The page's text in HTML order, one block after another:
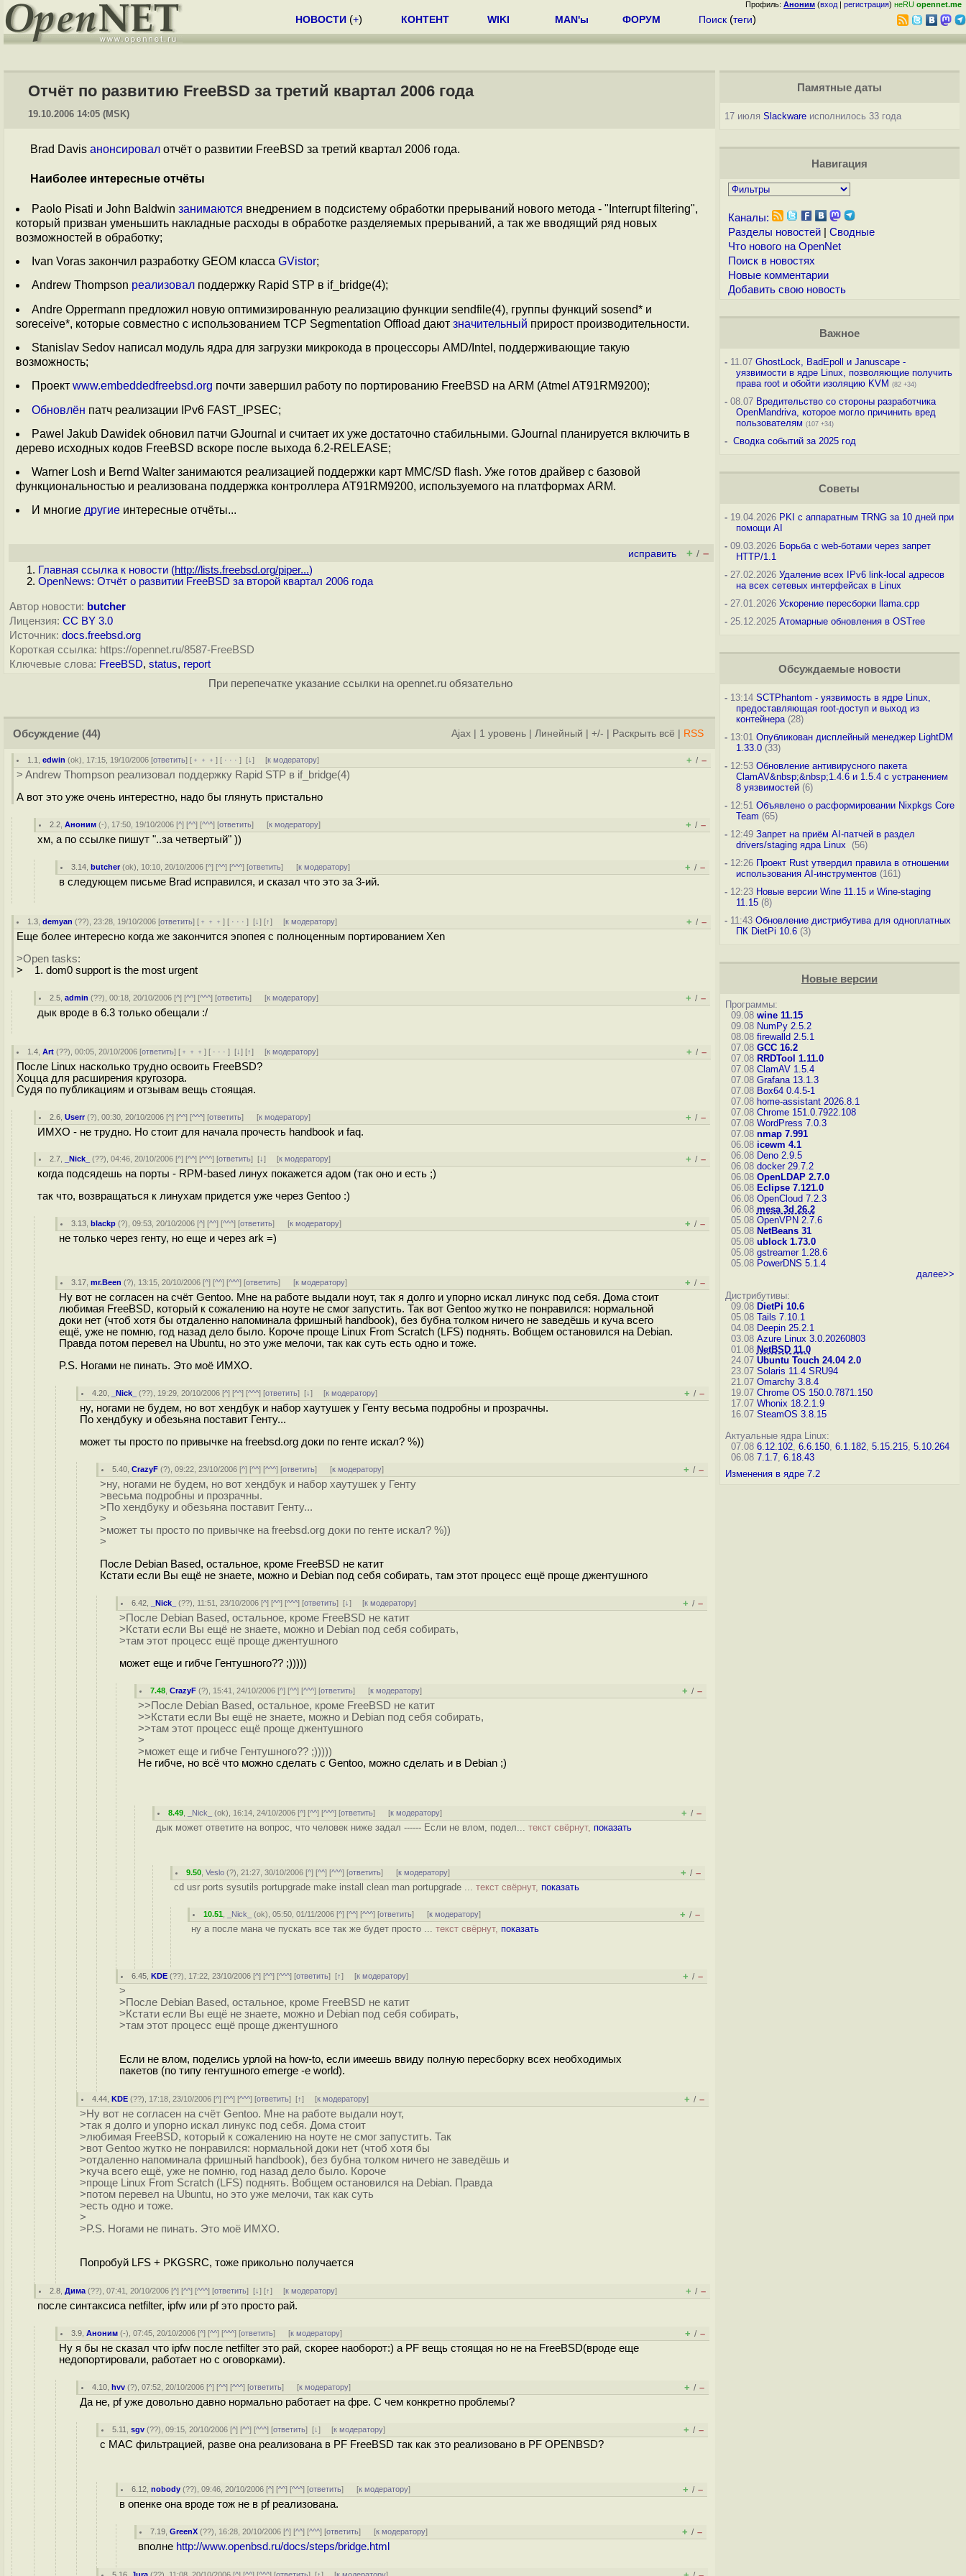
Профиль: Аноним (вход | регистрация) неRU opennet.me
НОВОСТИ (+) КОНТЕНТ WIKI MAN'ы ФОРУМ Поиск (теги)
Отчёт по развитию FreeBSD за третий квартал 2006 года
19.10.2006 14:05 (MSK)
Brad Davis анонсировал отчёт о развитии FreeBSD за третий квартал 2006 года.
Наиболее интересные отчёты
Paolo Pisati и John Baldwin занимаются внедрением в подсистему обработки прерываний нового метода - "Interrupt filtering",
который призван уменьшить накладные расходы в обработке разделяемых прерываний, а так же вводящий ряд новых
возможностей в обработку;
Ivan Voras закончил разработку GEOM класса GVistor;
Andrew Thompson реализовал поддержку Rapid STP в if_bridge(4);
Andre Oppermann предложил новую оптимизированную реализацию функции sendfile(4), группы функций sosend* и
soreceive*, которые совместно с использованием TCP Segmentation Offload дают значительный прирост производительности.
Stanislav Sedov написал модуль ядра для загрузки микрокода в процессоры AMD/Intel, поддерживающие такую
возможность;
Проект www.embeddedfreebsd.org почти завершил работу по портированию FreeBSD на ARM (Atmel AT91RM9200);
Обновлён патч реализации IPv6 FAST_IPSEC;
Pawel Jakub Dawidek обновил патчи GJournal и считает их уже достаточно стабильными. GJournal планируется включить в
дерево исходных кодов FreeBSD вскоре после выхода 6.2-RELEASE;
Warner Losh и Bernd Walter занимаются реализацией поддержки карт MMC/SD flash. Уже готов драйвер с базовой
функциональностью и реализована поддержка контроллера AT91RM9200, используемого на платформах ARM.
И многие другие интересные отчёты...
исправить + / –
Главная ссылка к новости (http://lists.freebsd.org/piper...)
OpenNews: Отчёт о развитии FreeBSD за второй квартал 2006 года
Автор новости: butcher
Лицензия: CC BY 3.0
Источник: docs.freebsd.org
Короткая ссылка: https://opennet.ru/8587-FreeBSD
Ключевые слова: FreeBSD, status, report
При перепечатке указание ссылки на opennet.ru обязательно
Обсуждение (44) Ajax 1 уровень Линейный +/- Раскрыть всё RSS
1.1 ,edwin (ok), 17:15, 19/10/2006 [ответить] [ ﹢﹢﹢] [ · · ·][↓] [к модератору] + / –
> Andrew Thompson реализовал поддержку Rapid STP в if_bridge(4)
А вот это уже очень интерестно, надо бы глянуть пристально
2.2 ,Аноним (-), 17:50, 19/10/2006 [^] [^^] [^^^] [ответить] [к модератору] + / –
хм, а по ссылке пишут "..за четвертый" ))
3.14 ,butcher(ok), 10:10, 20/10/2006 [^] [^^] [^^^] [ответить] [к модератору] + / –
в следующем письме Brad исправился, и сказал что это за 3-ий.
1.3 ,demyan (??), 23:28, 19/10/2006 [ответить] [ ﹢﹢﹢] [ · · ·][↓] [↑] [к модератору] + / –
Еще более интересно когда же закончится эпопея с полноценным портированием Xen
>Open tasks:
> 1. dom0 support is the most urgent
2.5 ,admin (??), 00:18, 20/10/2006 [^] [^^] [^^^] [ответить] [к модератору] + / –
дык вроде в 6.3 только обещали :/
1.4 ,Art (??), 00:05, 20/10/2006 [ответить] [ ﹢﹢﹢] [ · · ·][↓] [↑] [к модератору] + / –
После Linux насколько трудно освоить FreeBSD?
Хоцца для расширения кругозора.
Судя по публикациям и отзывам вещь стоящая.
2.6 ,Userr(?), 00:30, 20/10/2006 [^] [^^] [^^^] [ответить] [к модератору] + / –
ИМХО - не трудно. Но стоит для начала прочесть handbook и faq.
2.7 _Nick_ (??), 04:46, 20/10/2006 [^] [^^] [^^^] [ответить][↓] [к модератору] + / –
когда подсядешь на порты - RPM-based линух покажется адом (так оно и есть ;)
так что, возвращаться к линухам придется уже через Gentoo :)
3.13 ,blackp (?), 09:53, 20/10/2006 [^] [^^] [^^^] [ответить] [к модератору] + / –
не только через генту, но еще и через ark =)
3.17 ,mr.Been (?), 13:15, 20/10/2006 [^] [^^] [^^^] [ответить] [к модератору] + / –
Ну вот не согласен на счёт Gentoo. Мне на работе выдали ноут, так я долго и упорно искал линукс под себя. Дома стоит
любимая FreeBSD, который к сожалению на ноуте не смог запустить. Так вот Gentoo жутко не понравился: нормальной
доки нет (чтоб хотя бы отдаленно напоминала фришный handbook), без бубна толком ничего не заведёшь и куча всего
ещё, уже не помню, год назад дело было. Короче проще Linux From Scratch (LFS) поднять. Вобщем остановился на Debian.
Правда потом перевел на Ubuntu, но это уже мелочи, так как суть есть одно и тоже.
P.S. Ногами не пинать. Это моё ИМХО.
4.20 _Nick_ (??), 19:29, 20/10/2006 [^] [^^] [^^^] [ответить][↓] [к модератору] + / –
ну, ногами не будем, но вот хендбук и набор хаутушек у Генту весьма подробны и прозрачны.
По хендбуку и обезьяна поставит Генту...
может ты просто по привычке на freebsd.org доки по генте искал? %))
5.40 ,CrazyF (?), 09:22, 23/10/2006 [^] [^^] [^^^] [ответить] [к модератору] + / –
>ну, ногами не будем, но вот хендбук и набор хаутушек у Генту
>весьма подробны и прозрачны.
>По хендбуку и обезьяна поставит Генту...
>
>может ты просто по привычке на freebsd.org доки по генте искал? %))
>
После Debian Based, остальное, кроме FreeBSD не катит
Кстати если Вы ещё не знаете, можно и Debian под себя собирать, там этот процесс ещё проще джентушного
6.42 _Nick_ (??), 11:51, 23/10/2006 [^] [^^] [^^^] [ответить][↓] [к модератору] + / –
>После Debian Based, остальное, кроме FreeBSD не катит
>Кстати если Вы ещё не знаете, можно и Debian под себя собирать,
>там этот процесс ещё проще джентушного
может еще и гибче Гентушного?? ;)))))
7.48 ,CrazyF (?), 15:41, 24/10/2006 [^] [^^] [^^^] [ответить] [к модератору] + / –
>>После Debian Based, остальное, кроме FreeBSD не катит
>>Кстати если Вы ещё не знаете, можно и Debian под себя собирать,
>>там этот процесс ещё проще джентушного
>
>может еще и гибче Гентушного?? ;)))))
Не гибче, но всё что можно сделать с Gentoo, можно сделать и в Debian ;)
8.49 _Nick_ (ok), 16:14, 24/10/2006 [^] [^^] [^^^] [ответить] [к модератору] + / –
дык может ответите на вопрос, что человек ниже задал ------ Если не влом, подел... текст свёрнут, показать
9.50 ,Veslo (?), 21:27, 30/10/2006 [^] [^^] [^^^] [ответить] [к модератору] + / –
cd usr ports sysutils portupgrade make install clean man portupgrade ... текст свёрнут, показать
10.51 _Nick_ (ok), 05:50, 01/11/2006 [^] [^^] [^^^] [ответить] [к модератору] + / –
ну а после мана че пускать все так же будет просто ... текст свёрнут, показать
6.45 ,KDE (??), 17:22, 23/10/2006 [^] [^^] [^^^] [ответить][↑] [к модератору] + / –
>
>После Debian Based, остальное, кроме FreeBSD не катит
>Кстати если Вы ещё не знаете, можно и Debian под себя собирать,
>там этот процесс ещё проще джентушного
Если не влом, поделись урлой на how-to, если имеешь ввиду полную пересборку всех необходимых
пакетов (по типу гентушного emerge -e world).
4.44 ,KDE (??), 17:18, 23/10/2006 [^] [^^] [^^^] [ответить][↑] [к модератору] + / –
>Ну вот не согласен на счёт Gentoo. Мне на работе выдали ноут,
>так я долго и упорно искал линукс под себя. Дома стоит
>любимая FreeBSD, который к сожалению на ноуте не смог запустить. Так
>вот Gentoo жутко не понравился: нормальной доки нет (чтоб хотя бы
>отдаленно напоминала фришный handbook), без бубна толком ничего не заведёшь и
>куча всего ещё, уже не помню, год назад дело было. Короче
>проще Linux From Scratch (LFS) поднять. Вобщем остановился на Debian. Правда
>потом перевел на Ubuntu, но это уже мелочи, так как суть
>есть одно и тоже.
>
>P.S. Ногами не пинать. Это моё ИМХО.
Попробуй LFS + PKGSRC, тоже прикольно получается
2.8 ,Дима (??), 07:41, 20/10/2006 [^] [^^] [^^^] [ответить][↓] [↑] [к модератору] + / –
после синтаксиса netfilter, ipfw или pf это просто рай.
3.9 ,Аноним (-), 07:45, 20/10/2006 [^] [^^] [^^^] [ответить] [к модератору] + / –
Ну я бы не сказал что ipfw после netfilter это рай, скорее наоборот:) а PF вещь стоящая но не на FreeBSD(вроде еще
недопортировали, работает но с оговорками).
4.10 ,hvv (?), 07:52, 20/10/2006 [^] [^^] [^^^] [ответить] [к модератору] + / –
Да не, pf уже довольно давно нормально работает на фре. С чем конкретно проблемы?
5.11 ,sgv (??), 09:15, 20/10/2006 [^] [^^] [^^^] [ответить][↓] [к модератору] + / –
c MAC фильтрацией, разве она реализована в PF FreeBSD так как это реализовано в PF OPENBSD?
6.12 ,nobody (??), 09:46, 20/10/2006 [^] [^^] [^^^] [ответить] [к модератору] + / –
в опенке она вроде тож не в pf реализована.
7.19 ,GreenX (??), 16:28, 20/10/2006 [^] [^^] [^^^] [ответить] [к модератору] + / –
вполне http://www.openbsd.ru/docs/steps/bridge.html
Памятные даты
17 июля Slackwareисполнилось 33 года
Навигация
Каналы:
Разделы новостей| Сводные
Что нового на OpenNet
Поиск в новостях
Новые комментарии
Добавить свою новость
Важное
-11.07 GhostLock, BadEpoll и Januscape -
уязвимости в ядре Linux, позволяющие получить
права root и обойти изоляцию KVM (82 +34)
-08.07 Вредительство со стороны разработчика
OpenMandriva, которое могло причинить вред
пользователям (107 +34)
- Сводка событий за 2025 год
Советы
-19.04.2026 PKI с аппаратным TRNG за 10 дней при
помощи AI
-09.03.2026 Борьба с web-ботами через запрет
HTTP/1.1
-27.02.2026 Удаление всех IPv6 link-local адресов
на всех сетевых интерфейсах в Linux
-27.01.2026 Ускорение пересборки llama.cpp
-25.12.2025 Атомарные обновления в OSTree
Обсуждаемые новости
-13:14 SCTPhantom - уязвимость в ядре Linux,
предоставляющая root-доступ и выход из
контейнера(28)
-13:01 Опубликован дисплейный менеджер LightDM
1.33.0(33)
-12:53 Обновление антивирусного пакета
ClamAV&nbsp;&nbsp;1.4.6 и 1.5.4 с устранением
8 уязвимостей(6)
-12:51 Объявлено о расформировании Nixpkgs Core
Team (65)
-12:49 Запрет на приём AI-патчей в раздел
drivers/staging ядра Linux
(56)
-12:26 Проект Rust утвердил правила в отношении
использования AI-инструментов(161)
-12:23 Новые версии Wine 11.15 и Wine-staging
11.15(8)
-11:43 Обновление дистрибутива для одноплатных
ПК DietPi 10.6(3)
Новые версии
Программы:
09.08 wine 11.15
09.08 NumPy 2.5.2
08.08 firewalld 2.5.1
07.08 GCC 16.2
07.08 RRDTool 1.11.0
07.08 ClamAV 1.5.4
07.08 Grafana 13.1.3
07.08 Box64 0.4.5-1
07.08 home-assistant 2026.8.1
07.08 Chrome 151.0.7922.108
07.08 WordPress 7.0.3
07.08 nmap 7.991
06.08 icewm 4.1
06.08 Deno 2.9.5
06.08 docker 29.7.2
06.08 OpenLDAP 2.7.0
06.08 Eclipse 7.121.0
06.08 OpenCloud 7.2.3
06.08 mesa 3d 26.2
05.08 OpenVPN 2.7.6
05.08 NetBeans 31
05.08 ublock 1.73.0
05.08 gstreamer 1.28.6
05.08 PowerDNS 5.1.4
далее>>
Дистрибутивы:
09.08 DietPi 10.6
05.08 Tails 7.10.1
04.08 Deepin 25.2.1
03.08 Azure Linux 3.0.20260803
01.08 NetBSD 11.0
24.07 Ubuntu Touch 24.04 2.0
23.07 Solaris 11.4 SRU94
21.07 Omarchy 3.8.4
19.07 Chrome OS 150.0.7871.150
17.07 Whonix 18.2.1.9
16.07 SteamOS 3.8.15
Актуальные ядра Linux:
07.08 6.12.102, 6.6.150, 6.1.182, 5.15.215, 5.10.264
06.08 7.1.7, 6.18.43
Изменения в ядре 7.2